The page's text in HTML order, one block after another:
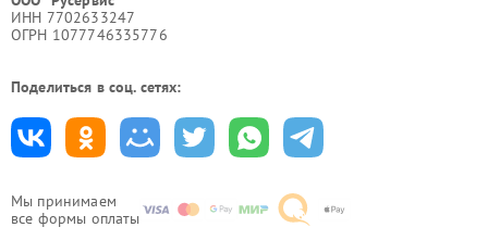
Мы принимаем
все формы оплаты
ИНН 7702633247
ОГРН 1077746335776
Поделиться в соц. сетях: